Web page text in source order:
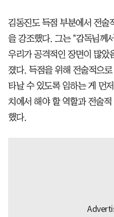
김동진도 득점 부분에서 전술
을 강조했다. 그는 "감독님께
우리가 공격적인 장면이 많았
졌다. 득점을 위해 전술적으
타날 수 있도록 임하는 게 먼
치에서 해야 할 역할과 전술
했다.